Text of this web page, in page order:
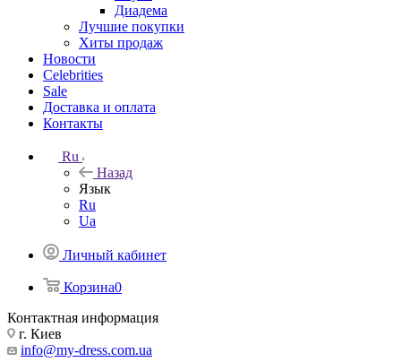
Диадема
Лучшие покупки
Хиты продаж
Новости
Celebrities
Sale
Доставка и оплата
Контакты
Ru
Назад
Язык
Ru
Ua
Личный кабинет
Корзина0
Контактная информация
г. Киев
info@my-dress.com.ua